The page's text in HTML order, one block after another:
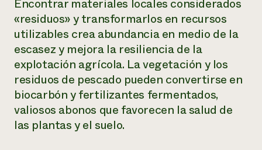
Encontrar materiales locales considerados
«residuos» y transformarlos en recursos
utilizables crea abundancia en medio de la
escasez y mejora la resiliencia de la
explotación agrícola. La vegetación y los
residuos de pescado pueden convertirse en
biocarbón y fertilizantes fermentados,
valiosos abonos que favorecen la salud de
las plantas y el suelo.